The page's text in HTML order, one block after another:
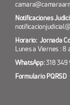
Notificaciones
Horario: Jornada
Lunes a Viernes : 8
WhatsApp:318 349
Formulario PQRSD